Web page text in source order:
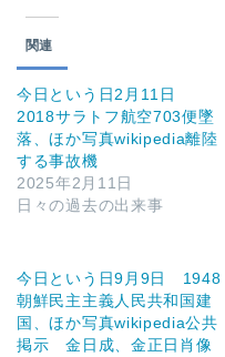
関連
今日という日2月11日
2018サラトフ航空703便墜
落、ほか写真wikipedia離陸
する事故機
2025年2月11日
日々の過去の出来事
今日という日9月9日 1948
朝鮮民主主義人民共和国建
国、ほか写真wikipedia公共
掲示 金日成、金正日肖像